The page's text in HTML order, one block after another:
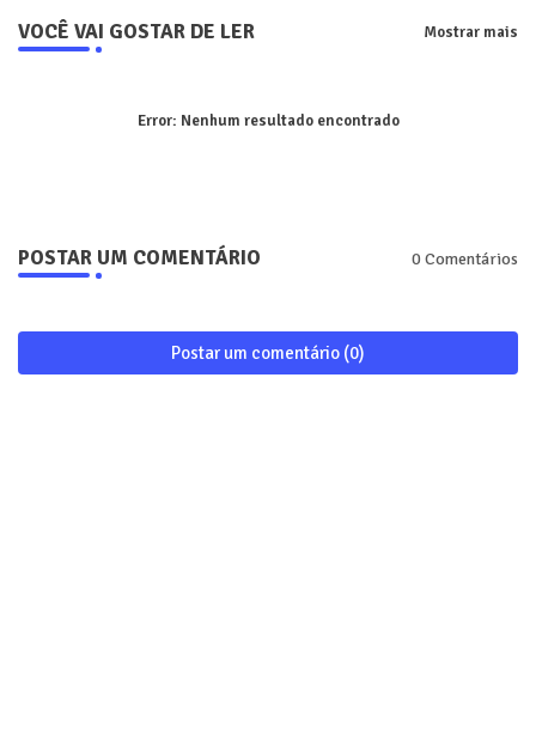
VOCÊ VAI GOSTAR DE LER Mostrar mais
Error: Nenhum resultado encontrado
POSTAR UM COMENTÁRIO 0 Comentários
Postar um comentário (0)